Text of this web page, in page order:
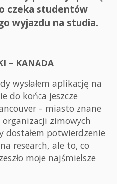
czeka studentów
wyjazdu na studia.
– KANADA
wysłałem aplikację na
do końca jeszcze
– miasto znane
zimowych
dostałem potwierdzenie
research, ale to, co
moje najśmielsze